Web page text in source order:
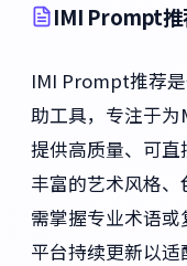
IMI Prompt推
IMI Prompt推荐
助工具，专注于
提供高质量、可
丰富的艺术风格
需掌握专业术语或
平台持续更新以